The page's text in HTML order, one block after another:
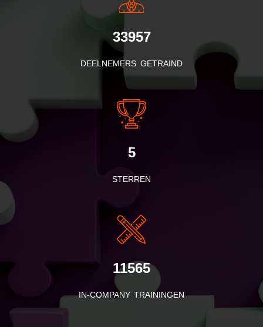
33957
DEELNEMERS GETRAIND
5
STERREN
11565
IN-COMPANY TRAININGEN